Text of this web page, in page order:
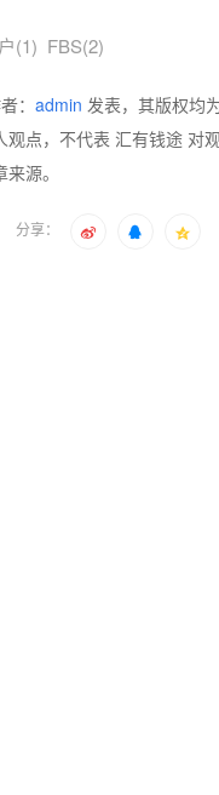
(1) FBS(2)
：admin 发表，其版权均
观点，不代表 汇有钱途 对
源。
分享：